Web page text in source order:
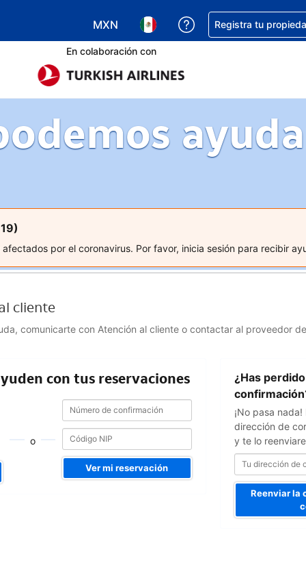
MXN
Elegir tu moneda. Tu moneda actual es
Elegir el idioma que prefieres.
Obtener ayuda con
Registra tu
En colaboración con
por el coronavirus. Por favor, inicia sesión para recibir
cliente
comunicarte con Atención al cliente o contactar al proveedor
con tus reservaciones
o
Número
de
confirmación
Número
confirmación
Ver mi reservación
¿Has
¡No pasa
dirección de
y te lo
dirección
correo
Reenviar la